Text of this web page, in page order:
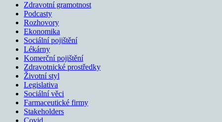
Zdravotní gramotnost
Podcasty
Rozhovory
Ekonomika
Sociální pojištění
Lékárny
Komerční pojištění
Zdravotnické prostředky
Životní styl
Legislativa
Sociální věci
Farmaceutické firmy
Stakeholders